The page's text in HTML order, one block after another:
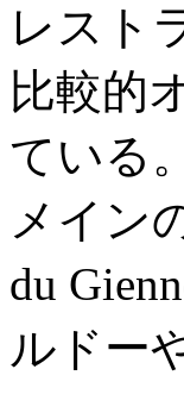
レスト
比較的
ている
メイン
du
ルドー